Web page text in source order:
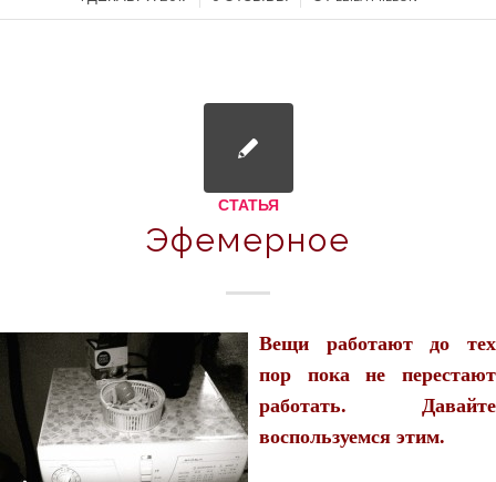
СТАТЬЯ
Эфемерное
Вещи работают до тех
пор пока не перестают
работать. Давайте
воспользуемся этим.